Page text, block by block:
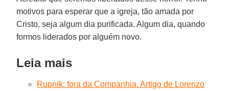
motivos para esperar que a igreja, tão amada por
Cristo, seja algum dia purificada. Algum dia, quando
formos liderados por alguém novo.
Leia mais
Rupnik: fora da Companhia. Artigo de Lorenzo